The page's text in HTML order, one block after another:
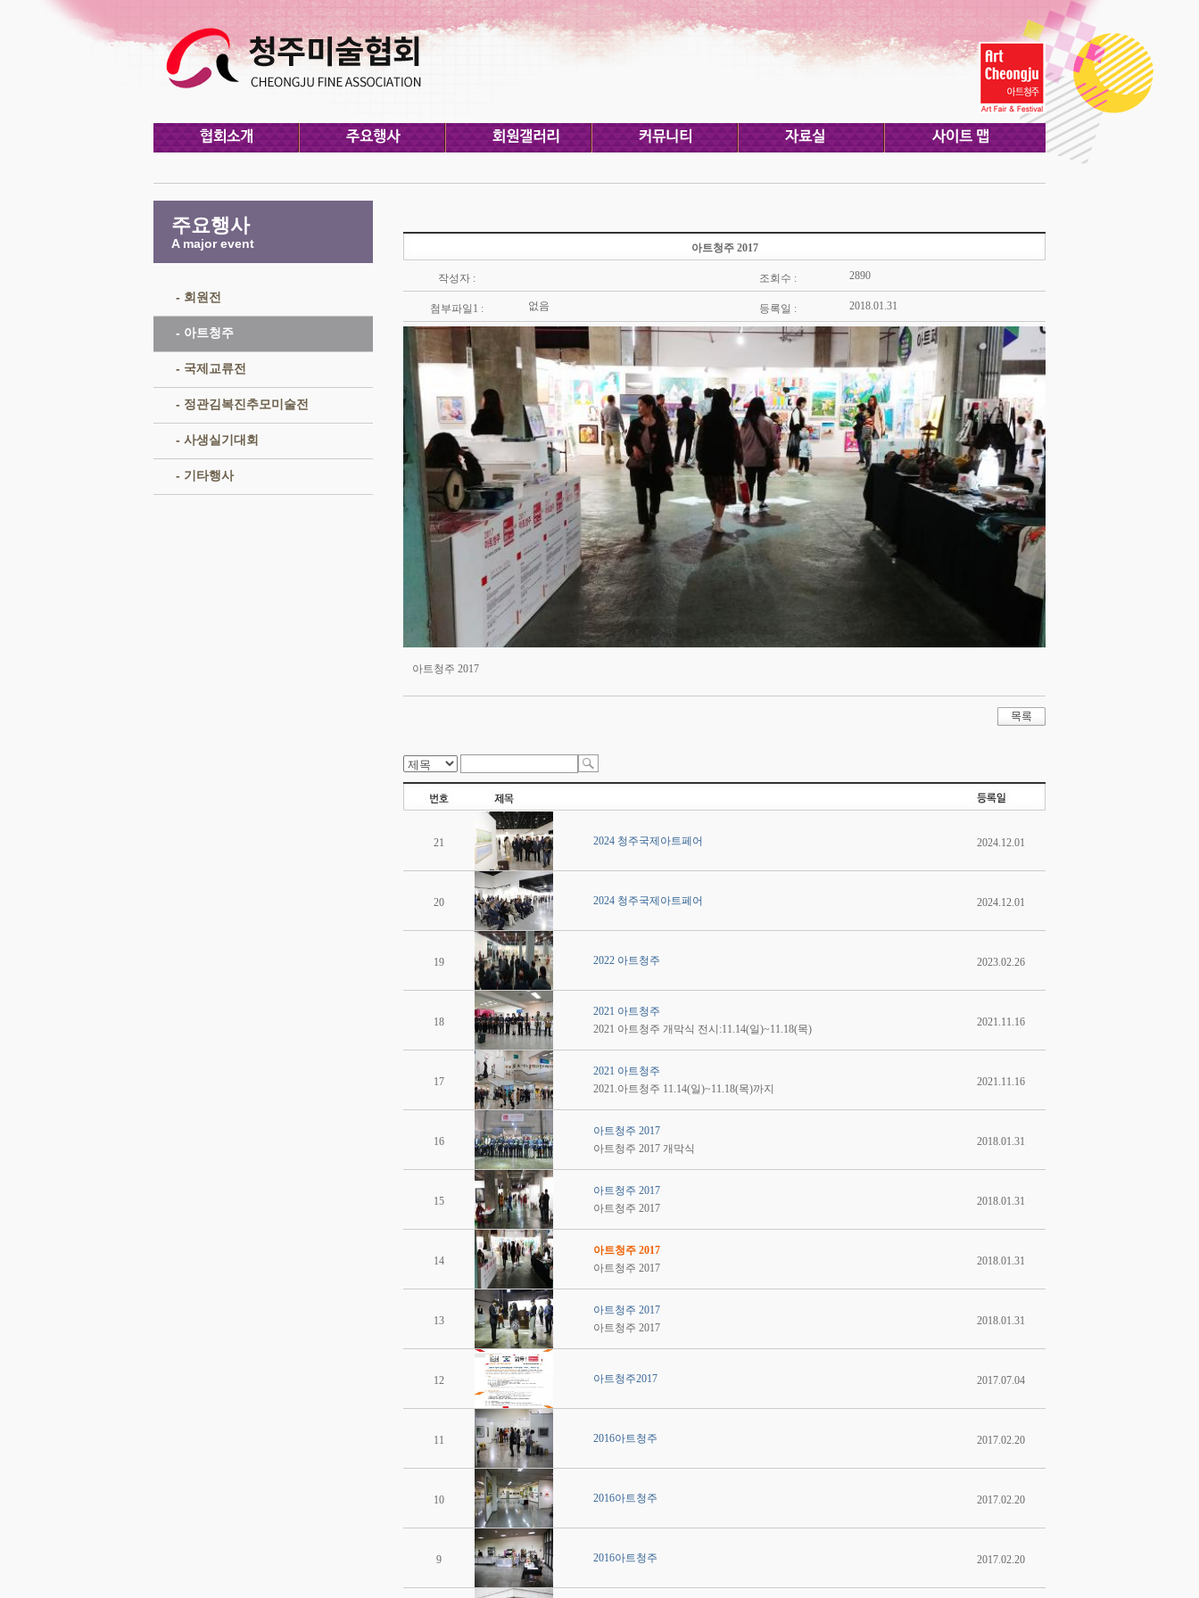
주요행사
A major event
- 회원전
- 아트청주
- 국제교류전
- 정관김복진추모미술전
- 사생실기대회
- 기타행사
아트청주 2017
작성자 : 조회수 : 2890
첨부파일1 : 없음 등록일 : 2018.01.31
아트청주 2017
21 2024 청주국제아트페어 2024.12.01
20 2024 청주국제아트페어 2024.12.01
19 2022 아트청주 2023.02.26
18
2021 아트청주
2021 아트청주 개막식 전시:11.14(일)~11.18(목)
2021.11.16
17
2021 아트청주
2021.아트청주 11.14(일)~11.18(목)까지
2021.11.16
16
아트청주 2017
아트청주 2017 개막식
2018.01.31
15
아트청주 2017
아트청주 2017
2018.01.31
14
아트청주 2017
아트청주 2017
2018.01.31
13
아트청주 2017
아트청주 2017
2018.01.31
12 아트청주2017 2017.07.04
11 2016아트청주 2017.02.20
10 2016아트청주 2017.02.20
9 2016아트청주 2017.02.20